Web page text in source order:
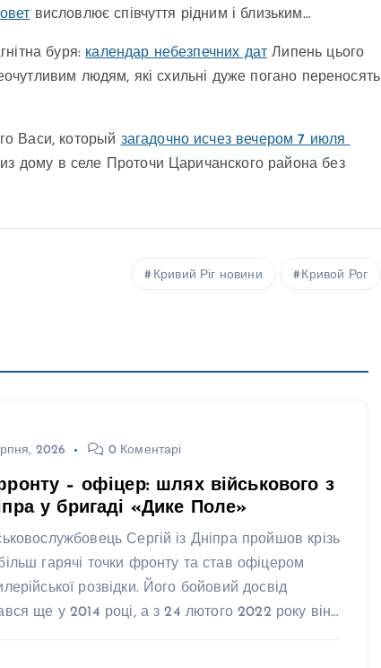
висловлює співчуття рідним і близьким…
буря: календар небезпечних дат Липень цього
людям, які схильні дуже погано переносять
Васи, который загадочно исчез вечером 7 июля
дому в селе Проточи Царичанского района без
Кривий Ріг новини Кривой Рог
2026 0 Коментарі
– офіцер: шлях військового з
у бригаді «Дике Поле»
Сергій із Дніпра пройшов крізь
гарячі точки фронту та став офіцером
розвідки. Його бойовий досвід
ще у 2014 році, а з 24 лютого 2022 року він…